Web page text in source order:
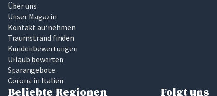
Über uns
Unser Magazin
Kontakt aufnehmen
Traumstrand finden
Kundenbewertungen
Urlaub bewerten
Sparangebote
Corona in Italien
Beliebte Regionen Folgt uns